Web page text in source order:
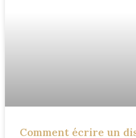
Comment écrire un